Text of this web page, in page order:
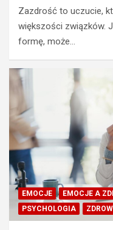
Zazdrość to uczucie,
większości związków.
formę, może…
EMOCJE
EMOCJE A
PSYCHOLOGIA